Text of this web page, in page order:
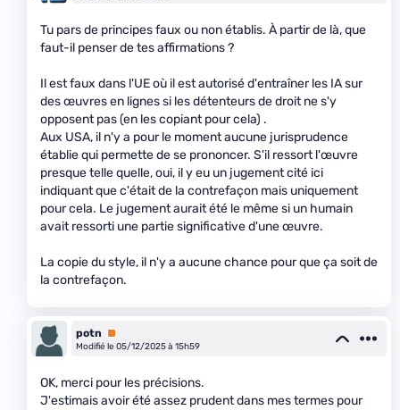
Tu pars de principes faux ou non établis. À partir de là, que
faut-il penser de tes affirmations ?
Il est faux dans l'UE où il est autorisé d'entraîner les IA sur
des œuvres en lignes si les détenteurs de droit ne s'y
opposent pas (en les copiant pour cela) .
Aux USA, il n'y a pour le moment aucune jurisprudence
établie qui permette de se prononcer. S'il ressort l'œuvre
presque telle quelle, oui, il y eu un jugement cité ici
indiquant que c'était de la contrefaçon mais uniquement
pour cela. Le jugement aurait été le même si un humain
avait ressorti une partie significative d'une œuvre.
La copie du style, il n'y a aucune chance pour que ça soit de
la contrefaçon.
potn
Premium
Modifié le 05/12/2025 à 15h59
OK, merci pour les précisions.
J'estimais avoir été assez prudent dans mes termes pour